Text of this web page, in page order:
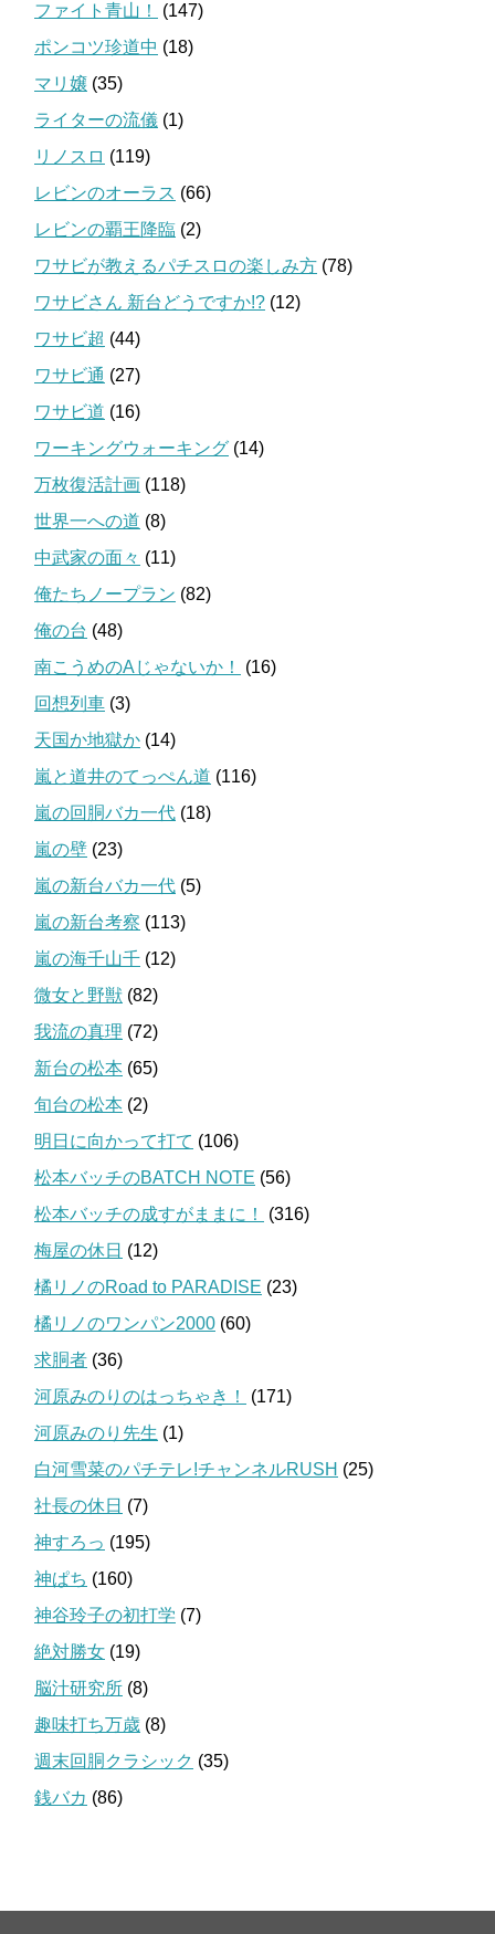
ファイト青山！
(147)
ポンコツ珍道中 (18)
マリ嬢 (35)
ライターの流儀 (1)
リノスロ (119)
レビンのオーラス (66)
レビンの覇王降臨 (2)
ワサビが教えるパチスロの楽しみ方 (78)
ワサビさん 新台どうですか!? (12)
ワサビ超 (44)
ワサビ通 (27)
ワサビ道 (16)
ワーキングウォーキング (14)
万枚復活計画 (118)
世界一への道 (8)
中武家の面々 (11)
俺たちノープラン (82)
俺の台 (48)
南こうめのAじゃないか！
(16)
回想列車 (3)
天国か地獄か (14)
嵐と道井のてっぺん道 (116)
嵐の回胴バカ一代 (18)
嵐の壁 (23)
嵐の新台バカ一代 (5)
嵐の新台考察 (113)
嵐の海千山千 (12)
微女と野獣 (82)
我流の真理 (72)
新台の松本 (65)
旬台の松本 (2)
明日に向かって打て (106)
松本バッチのBATCH NOTE (56)
松本バッチの成すがままに！
(316)
梅屋の休日 (12)
橘リノのRoad to PARADISE (23)
橘リノのワンパン2000 (60)
求胴者 (36)
河原みのりのはっちゃき！
(171)
河原みのり先生 (1)
白河雪菜のパチテレ!チャンネルRUSH (25)
社長の休日 (7)
神すろっ (195)
神ぱち (160)
神谷玲子の初打学 (7)
絶対勝女 (19)
脳汁研究所 (8)
趣味打ち万歳 (8)
週末回胴クラシック (35)
銭バカ (86)